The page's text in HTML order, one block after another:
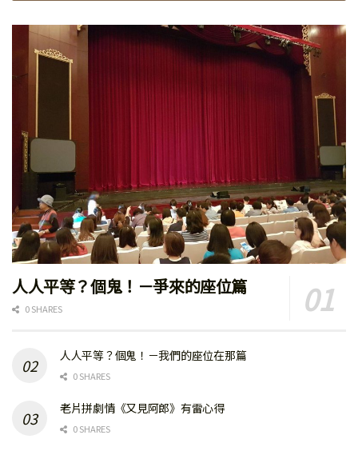
人人平等？個鬼！－爭來的座位篇
0 SHARES
人人平等？個鬼！－我們的座位在那篇
0 SHARES
老片拼劇情《又見阿郎》有雷心得
0 SHARES